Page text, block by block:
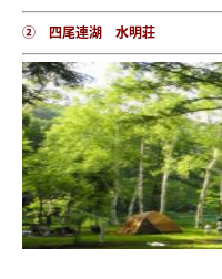
② 四尾連湖 水明荘